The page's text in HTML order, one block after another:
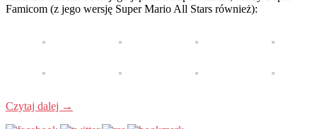
Famicom (z jego wersję Super Mario All Stars również):
Czytaj dalej →